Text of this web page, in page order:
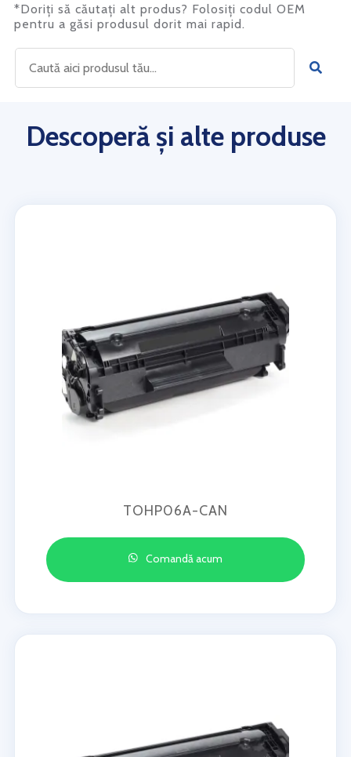
*Doriți să căutați alt produs? Folosiți codul OEM
pentru a găsi produsul dorit mai rapid.
Descoperă și alte produse
TOHP06A-CAN
Comandă acum